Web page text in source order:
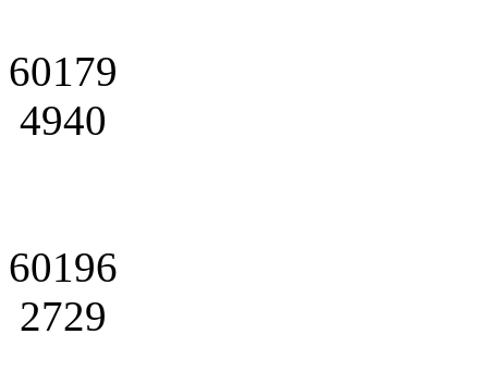
60179
4940
60196
2729